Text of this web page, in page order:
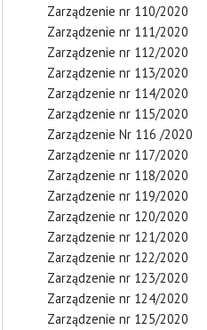
Zarządzenie nr 110/2020
Zarządzenie nr 111/2020
Zarządzenie nr 112/2020
Zarządzenie nr 113/2020
Zarządzenie nr 114/2020
Zarządzenie nr 115/2020
Zarządzenie Nr 116 /2020
Zarządzenie nr 117/2020
Zarządzenie nr 118/2020
Zarządzenie nr 119/2020
Zarządzenie nr 120/2020
Zarządzenie nr 121/2020
Zarządzenie nr 122/2020
Zarządzenie nr 123/2020
Zarządzenie nr 124/2020
Zarządzenie nr 125/2020